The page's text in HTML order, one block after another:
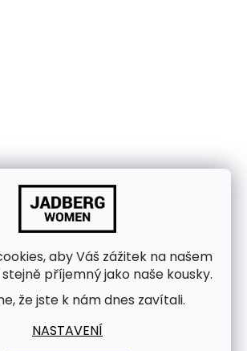
aby Váš zážitek na našem
příjemný jako naše kousky.
že jste k nám dnes zavítali.
NASTAVENÍ